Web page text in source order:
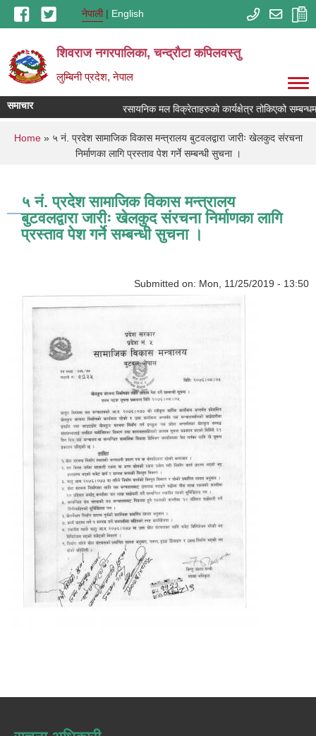
Skip to main contentनेपाली English
शिवराज नगरपालिका, चन्द्राैटा कपिलवस्तु
लुम्बिनी प्रदेश, नेपाल
समाचार रसायनिक मल विक्रेताहरुको कार्यक्षेत्र तोकिएको
You are here
Home» ५ नं. प्रदेश सामाजिक विकास मन्त्रालय बुटवलद्वारा जारीः खेलकुद संरचना
निर्माणका लागि प्रस्ताव पेश गर्ने सम्बन्धी सुचना ।
५ नं. प्रदेश सामाजिक विकास मन्त्रालय
बुटवलद्वारा जारीः खेलकुद संरचना निर्माणका लागि
प्रस्ताव पेश गर्ने सम्बन्धी सुचना ।
Submitted on: Mon, 11/25/2019 - 13:50